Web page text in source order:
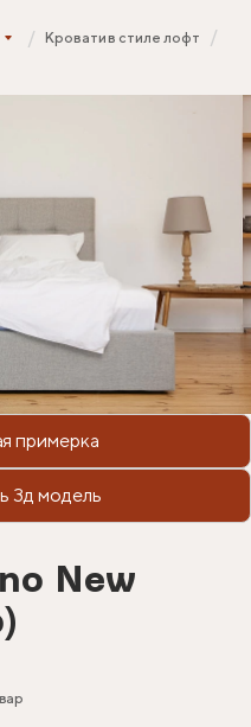
Кровати в стиле лофт
примерка
3д модель
New